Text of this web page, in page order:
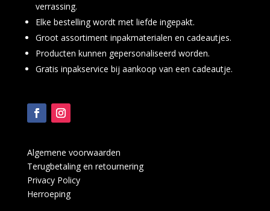
verrassing.
Elke bestelling wordt met liefde ingepakt.
Groot assortiment inpakmaterialen en cadeautjes.
Producten kunnen gepersonaliseerd worden.
Gratis inpakservice bij aankoop van een cadeautje.
Algemene voorwaarden
Terugbetaling en retournering
Privacy Policy
Herroeping